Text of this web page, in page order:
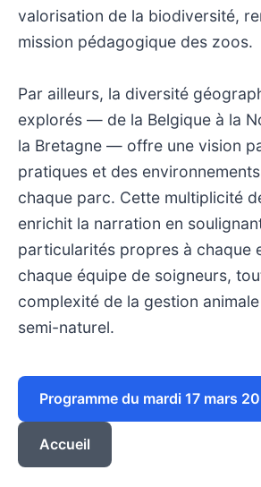
valorisation de la biodiversité,
mission pédagogique des zoos.
Par ailleurs, la diversité
explorés — de la Belgique à la
la Bretagne — offre une vision
pratiques et des
chaque parc. Cette multiplicité
enrichit la narration en
particularités propres à chaque
chaque équipe de soigneurs,
complexité de la gestion
semi-naturel.
Programme du mardi 17 mars
Accueil